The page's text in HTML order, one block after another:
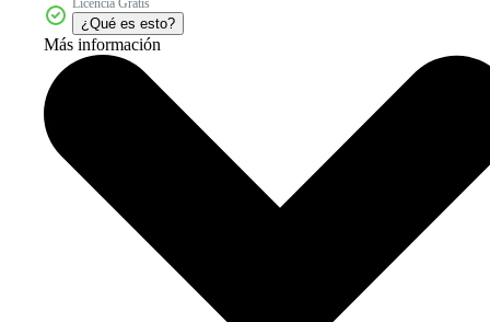
Licencia Gratis
¿Qué es esto?
Más información